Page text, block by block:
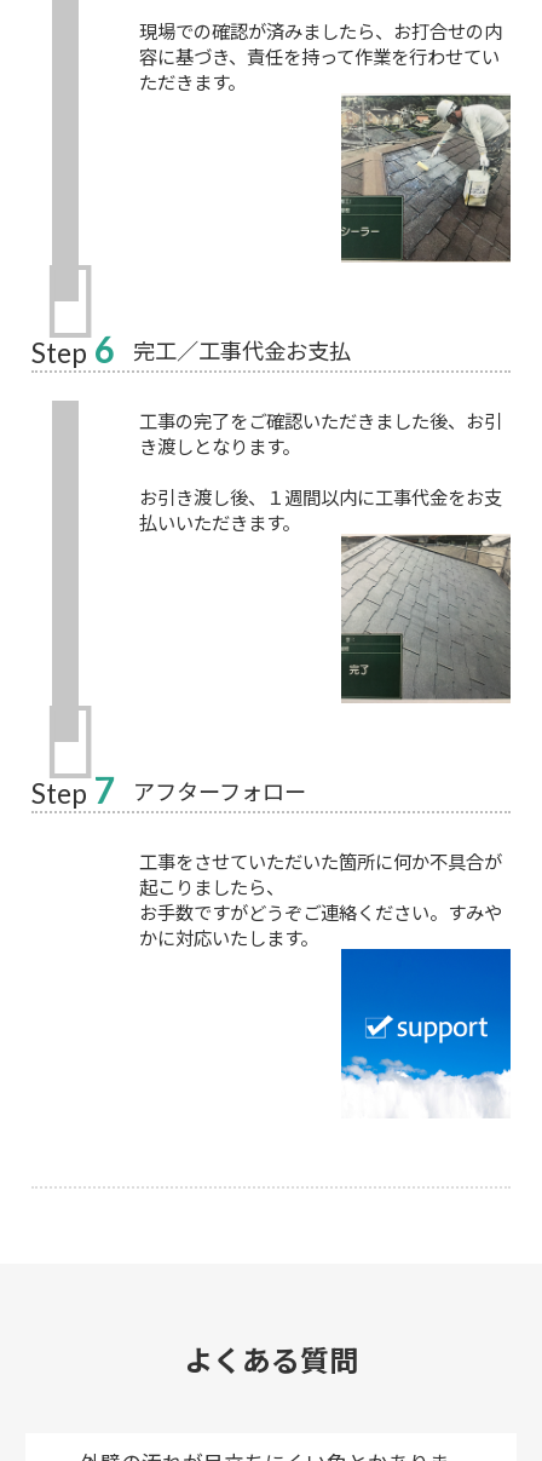
現場での確認が済みましたら、お打合せの内
容に基づき、責任を持って作業を行わせてい
ただきます。
Step 6 完工／工事代金お支払
工事の完了をご確認いただきました後、お引
き渡しとなります。
お引き渡し後、１週間以内に工事代金をお支
払いいただきます。
Step 7 アフターフォロー
工事をさせていただいた箇所に何か不具合が
起こりましたら、
お手数ですがどうぞご連絡ください。すみや
かに対応いたします。
よくある質問